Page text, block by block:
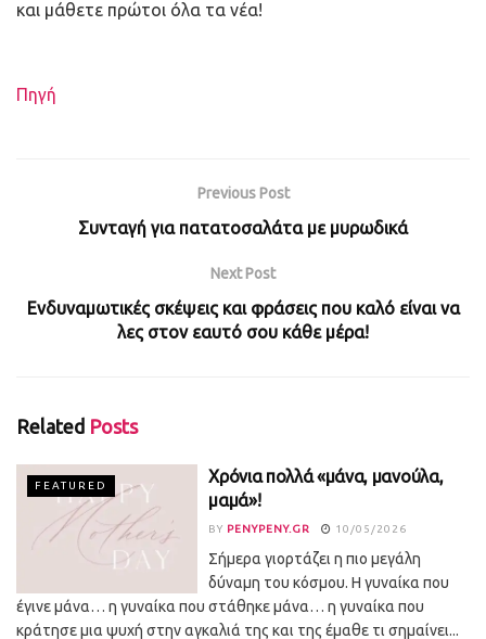
και μάθετε πρώτοι όλα τα νέα!
Πηγή
Previous Post
Συνταγή για πατατοσαλάτα με μυρωδικά
Next Post
Ενδυναμωτικές σκέψεις και φράσεις που καλό είναι να
λες στον εαυτό σου κάθε μέρα!
Related Posts
FEATURED
Χρόνια πολλά «μάνα, μανούλα,
μαμά»!
BY PENYPENY.GR 10/05/2026
Σήμερα γιορτάζει η πιο μεγάλη
δύναμη του κόσμου. Η γυναίκα που
έγινε μάνα… η γυναίκα που στάθηκε μάνα… η γυναίκα που
κράτησε μια ψυχή στην αγκαλιά της και της έμαθε τι σημαίνει...